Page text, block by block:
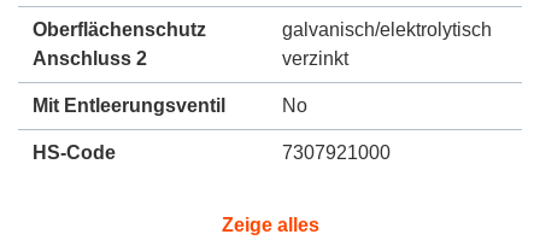
Oberflächenschutz
Anschluss 2
galvanisch/elektrolytisch
verzinkt
Mit Entleerungsventil No
HS-Code 7307921000
Zeige alles